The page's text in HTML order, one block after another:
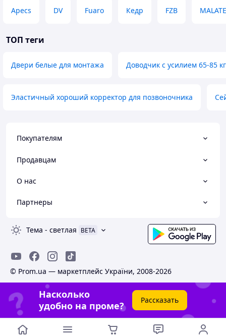
Apecs DV Fuaro Кедр FZB
ТОП теги
Двери белые для монтажа Доводчик с усилием 65-85 кг
Эластичный хороший корректор для позвоночника
Покупателям
Продавцам
О нас
Партнеры
Тема - светлая BETA
© Prom.ua — маркетплейс України, 2008-2026
Насколько
удобно на проме?
Рассказать